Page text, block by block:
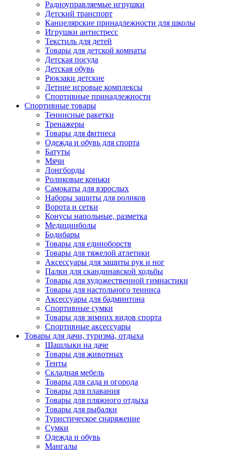
Радиоуправляемые игрушки
Детский транспорт
Канцелярские принадлежности для школы
Игрушки антистресс
Текстиль для детей
Товары для детской комнаты
Детская посуда
Детская обувь
Рюкзаки детские
Летние игровые комплексы
Спортивные принадлежности
Спортивные товары
Теннисные ракетки
Тренажеры
Товары для фитнеса
Одежда и обувь для спорта
Батуты
Мячи
Лонгборды
Роликовые коньки
Самокаты для взрослых
Наборы защиты для роликов
Ворота и сетки
Конусы напольные, разметка
Медицинболы
Бодибары
Товары для единоборств
Товары для тяжелой атлетики
Аксессуары для защиты рук и ног
Палки для скандинавской ходьбы
Товары для художественной гимнастики
Товары для настольного тенниса
Аксессуары для бадминтона
Спортивные сумки
Товары для зимних видов спорта
Спортивные аксессуары
Товары для дачи, туризма, отдыха
Шашлыки на даче
Товары для животных
Тенты
Складная мебель
Товары для сада и огорода
Товары для плавания
Товары для пляжного отдыха
Товары для рыбалки
Туристическое снаряжение
Сумки
Одежда и обувь
Мангалы